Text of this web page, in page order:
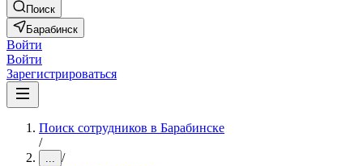
Поиск
Барабинск
Войти
Войти
Зарегистрироваться
Поиск сотрудников в Барабинске
/
... /